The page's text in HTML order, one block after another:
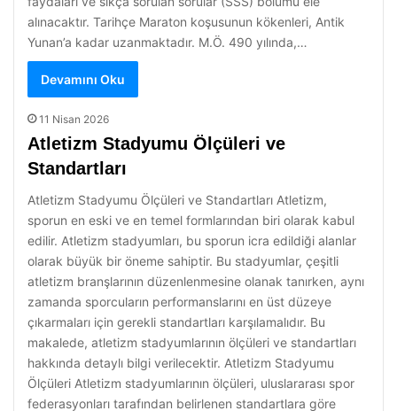
alınacaktır. Tarihçe Maraton koşusunun kökenleri, Antik
Yunan’a kadar uzanmaktadır. M.Ö. 490 yılında,…
Devamını Oku
11 Nisan 2026
Atletizm Stadyumu Ölçüleri ve
Standartları
Atletizm Stadyumu Ölçüleri ve Standartları Atletizm,
sporun en eski ve en temel formlarından biri olarak kabul
edilir. Atletizm stadyumları, bu sporun icra edildiği alanlar
olarak büyük bir öneme sahiptir. Bu stadyumlar, çeşitli
atletizm branşlarının düzenlenmesine olanak tanırken, aynı
zamanda sporcuların performanslarını en üst düzeye
çıkarmaları için gerekli standartları karşılamalıdır. Bu
makalede, atletizm stadyumlarının ölçüleri ve standartları
hakkında detaylı bilgi verilecektir. Atletizm Stadyumu
Ölçüleri Atletizm stadyumlarının ölçüleri, uluslararası spor
federasyonları tarafından belirlenen standartlara göre